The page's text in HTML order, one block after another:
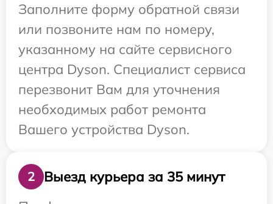
Заполните форму обратной связи
или позвоните нам по номеру,
указанному на сайте сервисного
центра Dyson. Специалист сервиса
перезвонит Вам для уточнения
необходимых работ ремонта
Вашего устройства Dyson.
2
Выезд курьера за 35 минут